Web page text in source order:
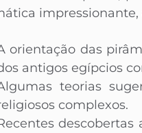
impressionante,
orientação das
antigos egípcios
teorias
complexos.